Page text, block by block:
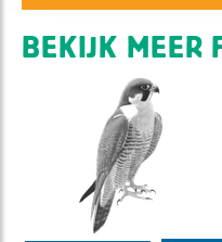
BEKIJK MEER